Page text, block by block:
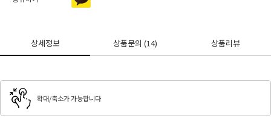
상세정보 상품문의(14) 상품리뷰
확대/축소가 가능합니다